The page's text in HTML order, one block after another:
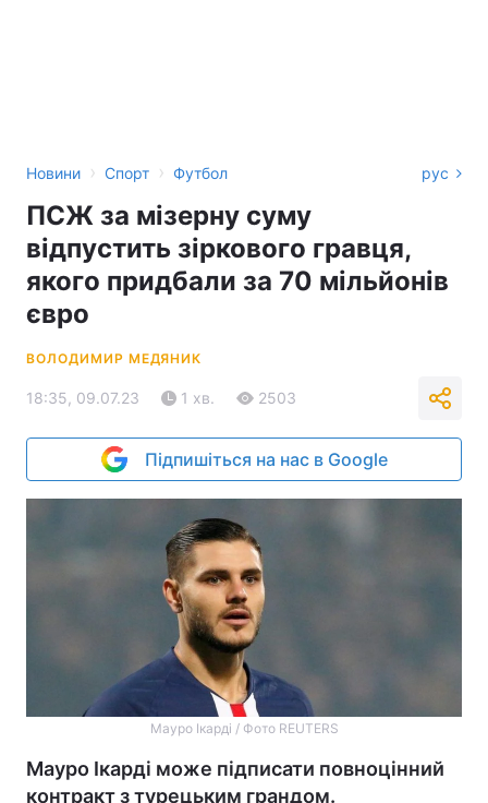
Новини › Спорт › Футбол рус
ПСЖ за мізерну суму
відпустить зіркового гравця,
якого придбали за 70 мільйонів
євро
ВОЛОДИМИР МЕДЯНИК
18:35, 09.07.23 1 хв. 2503
Підпишіться на нас в Google
Мауро Ікарді / Фото REUTERS
Мауро Ікарді може підписати повноцінний
контракт з турецьким грандом.